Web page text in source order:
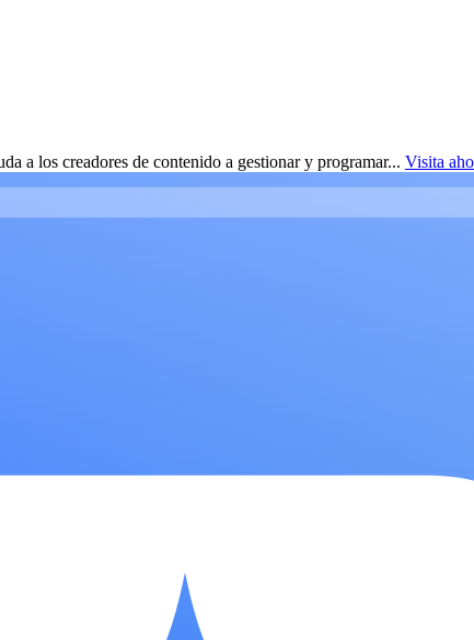
a los creadores de contenido a gestionar y programar... Visita